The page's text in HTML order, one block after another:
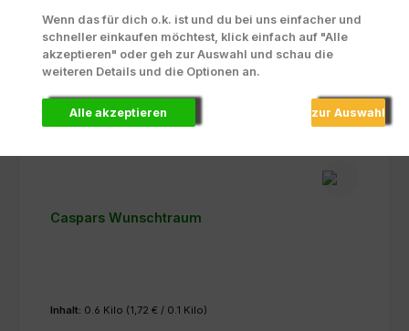
Caspars Wunschtraum
Inhalt: 0.6 Kilo (1,72 € / 0.1 Kilo)
Wenn das für dich o.k. ist und du bei uns einfacher und
schneller einkaufen möchtest, klick einfach auf "Alle
akzeptieren" oder geh zur Auswahl und schau die
weiteren Details und die Optionen an.
Alle akzeptieren zur Auswahl